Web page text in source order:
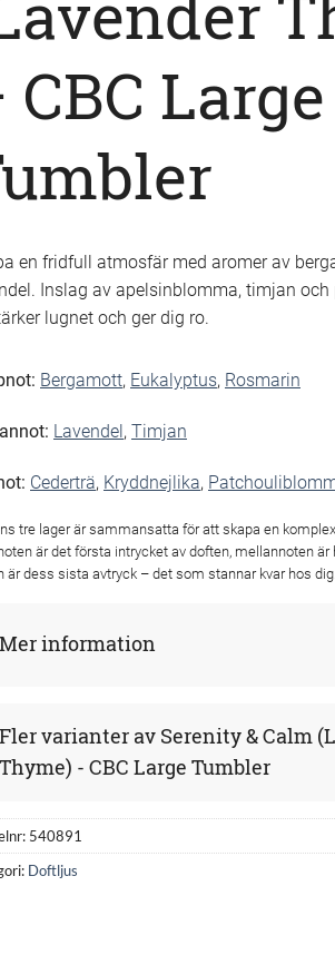
CBC Large
en fridfull atmosfär med aromer av
Inslag av apelsinblomma, timjan
lugnet och ger dig ro.
Bergamott, Eukalyptus, Rosmarin
Lavendel, Timjan
Cederträ, Kryddnejlika,
tre lager är sammansatta för att skapa en
är det första intrycket av doften, mellannoten
är dess sista avtryck – det som stannar kvar hos dig.
Mer information
Fler varianter av Serenity & Calm
Thyme) - CBC Large Tumbler
540891
Doftljus